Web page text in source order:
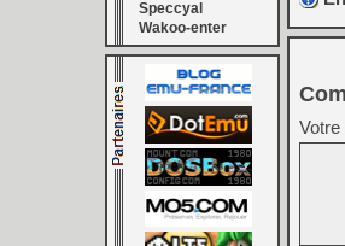
Speccyal
Wakoo-enter